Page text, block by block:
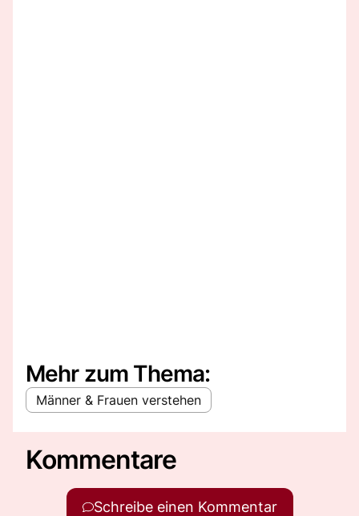
Mehr zum Thema:
Männer & Frauen verstehen
Kommentare
Schreibe einen Kommentar